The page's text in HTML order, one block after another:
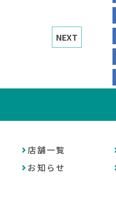
NEXT
店舗一覧
お知らせ